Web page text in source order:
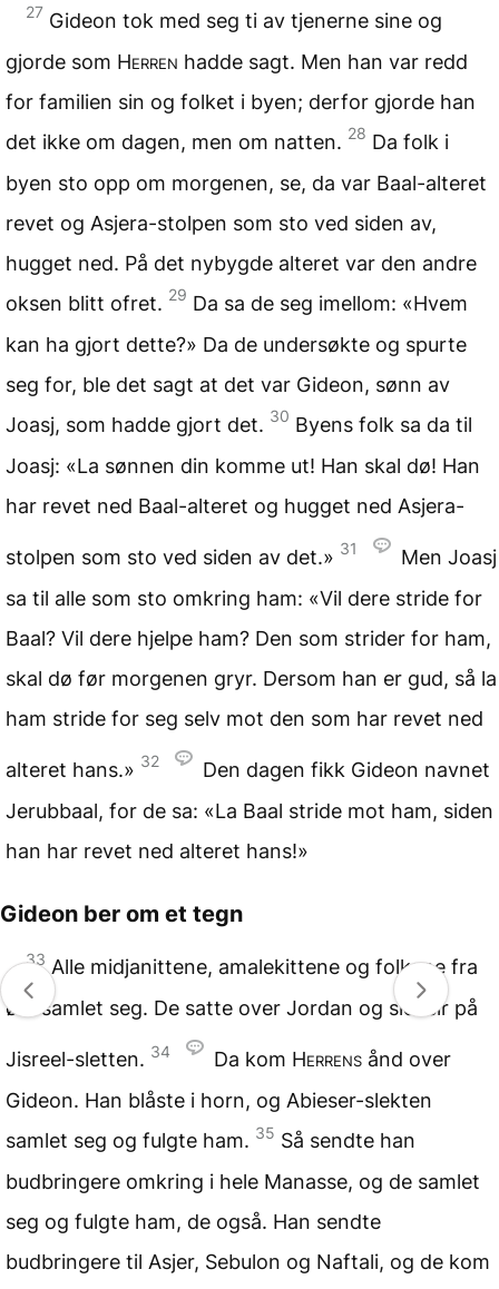
27 Gideon tok med seg ti av tjenerne sine og
gjorde som Herren hadde sagt. Men han var redd
for familien sin og folket i byen; derfor gjorde han
det ikke om dagen, men om natten. 28 Da folk i
byen sto opp om morgenen, se, da var Baal-alteret
revet og Asjera-stolpen som sto ved siden av,
hugget ned. På det nybygde alteret var den andre
oksen blitt ofret. 29 Da sa de seg imellom: «Hvem
kan ha gjort dette?» Da de undersøkte og spurte
seg for, ble det sagt at det var Gideon, sønn av
Joasj, som hadde gjort det. 30 Byens folk sa da til
Joasj: «La sønnen din komme ut! Han skal dø! Han
har revet ned Baal-alteret og hugget ned Asjera-
stolpen som sto ved siden av det.» 31
Men Joasj
sa til alle som sto omkring ham: «Vil dere stride for
Baal? Vil dere hjelpe ham? Den som strider for ham,
skal dø før morgenen gryr. Dersom han er gud, så la
ham stride for seg selv mot den som har revet ned
alteret hans.» 32
Den dagen fikk Gideon navnet
Jerubbaal, for de sa: «La Baal stride mot ham, siden
han har revet ned alteret hans!»
Gideon ber om et tegn
33 Alle midjanittene, amalekittene og folkene fra
øst samlet seg. De satte over Jordan og slo leir på
Jisreel-sletten. 34 Da kom Herrens ånd over
Gideon. Han blåste i horn, og Abieser-slekten
samlet seg og fulgte ham. 35 Så sendte han
budbringere omkring i hele Manasse, og de samlet
seg og fulgte ham, de også. Han sendte
budbringere til Asjer, Sebulon og Naftali, og de kom